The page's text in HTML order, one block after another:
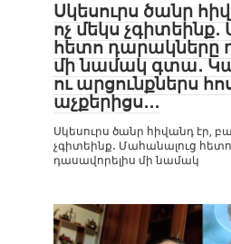
Սկեսուրս ծանր
ոչ մեկս
հետո դարակները
մի նամակ գտա․
ու արցունքներս
աչքերիցս․․․
Սկեսուրս ծանր հիվանդ էր,
չգիտեինք․ Մահանալուց
դասավորելիս մի նամակ